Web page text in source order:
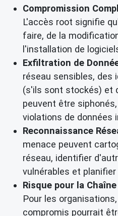
Compromission
L'accès root signifie
faire, de la
l'installation de
Exfiltration de
réseau sensibles,
(s'ils sont stockés) et
peuvent être
violations de données
Reconnaissance
menace peuvent
réseau, identifier
vulnérables et
Risque pour la
Pour les
compromis pourrait